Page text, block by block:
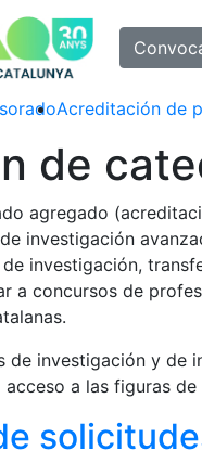
selected
Acreditación de
de
agregado
investigación
investigación,
a concursos de
de investigación y de
acceso a las figuras